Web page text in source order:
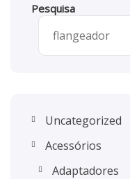
Pesquisa
Uncategorized
Acessórios
Adaptadores